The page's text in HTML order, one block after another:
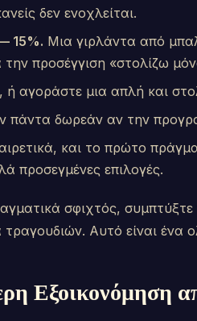
δεν ενοχλείται.
15%. Μια γιρλάντα από
την προσέγγιση «στολίζω
ή αγοράστε μια απλή και
πάντα δωρεάν αν την
και το πρώτο
προσεγμένες επιλογές.
σφιχτός,
Αυτό είναι ένα
Εξοικονόμηση